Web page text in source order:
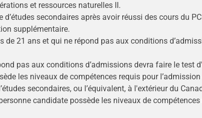
et ressources naturelles II.
secondaires après avoir réussi des cours du
supplémentaire.
de 21 ans et qui ne répond pas aux conditions
pas aux conditions d’admissions devra faire le test
les niveaux de compétences requis pour
secondaires, ou l’équivalent, à l'extérieur du
candidate possède les niveaux de